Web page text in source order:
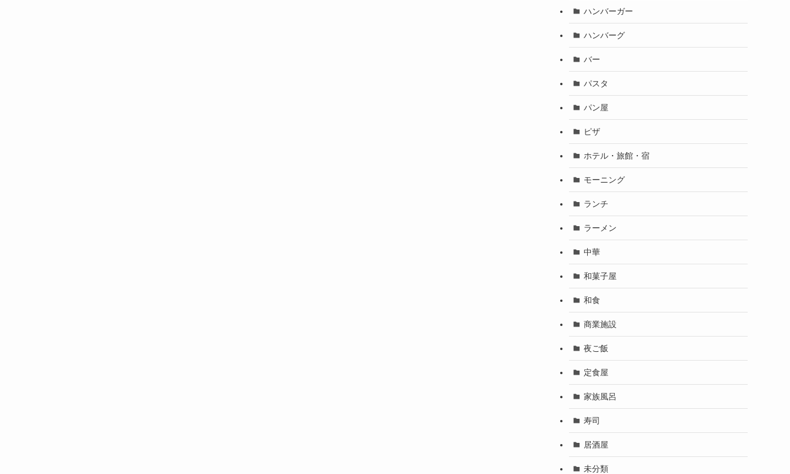
ハンバーガー
ハンバーグ
バー
パスタ
パン屋
ピザ
ホテル・旅館・宿
モーニング
ランチ
ラーメン
中華
和菓子屋
和食
商業施設
夜ご飯
定食屋
家族風呂
寿司
居酒屋
未分類